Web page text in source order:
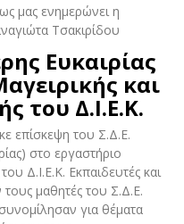
μας ενημερώνει η
Τσακιρίδου
Ευκαιρίας
και
του Δ.Ι.Ε.Κ.
επίσκεψη του Σ.Δ.Ε.
στο εργαστήριο
Δ.Ι.Ε.Κ. Εκπαιδευτές και
μαθητές του Σ.Δ.Ε.
για θέματα